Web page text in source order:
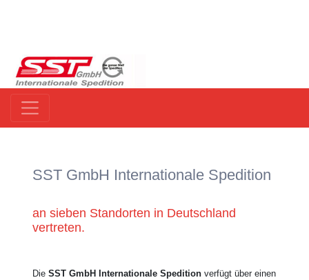
SST GmbH Internationale Spedition
an sieben Standorten in Deutschland
vertreten.
Die SST GmbH Internationale Spedition verfügt über einen